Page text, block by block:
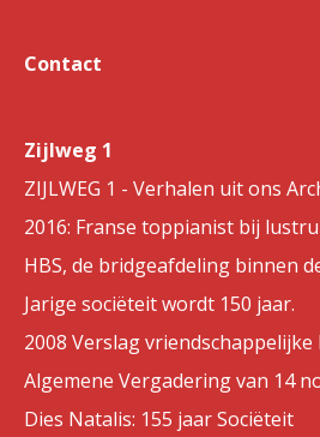
Contact
Zijlweg 1
ZIJLWEG 1 - Verhalen uit ons
2016: Franse toppianist bij
HBS, de bridgeafdeling binnen
Jarige sociëteit wordt 150 jaar.
2008 Verslag
Algemene Vergadering van 14
Dies Natalis: 155 jaar Sociëteit